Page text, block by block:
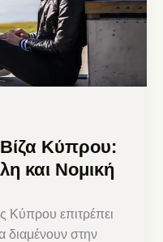
Κύπρου:
και Νομική
Κύπρου επιτρέπει
διαμένουν στην